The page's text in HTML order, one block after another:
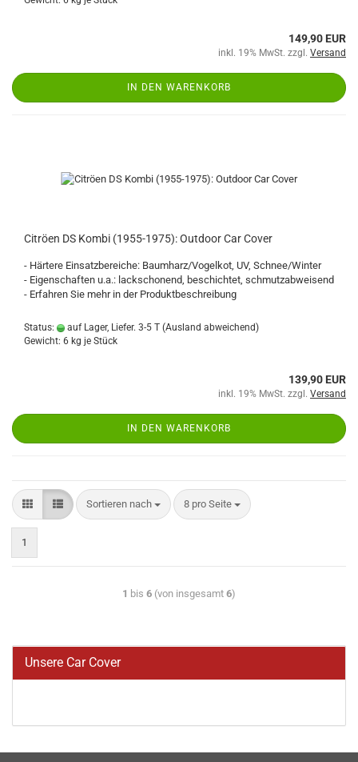
149,90 EUR
inkl. 19% MwSt. zzgl. Versand
IN DEN WARENKORB
Citröen DS Kombi (1955-1975): Outdoor Car Cover
- Härtere Einsatzbereiche: Baumharz/Vogelkot, UV, Schnee/Winter
- Eigenschaften u.a.: lackschonend, beschichtet, schmutzabweisend
- Erfahren Sie mehr in der Produktbeschreibung
Status: auf Lager, Liefer. 3-5 T (Ausland abweichend)
Gewicht: 6 kg je Stück
139,90 EUR
inkl. 19% MwSt. zzgl. Versand
IN DEN WARENKORB
Sortieren nach 8 pro Seite
1
1 bis 6 (von insgesamt 6)
Unsere Car Cover